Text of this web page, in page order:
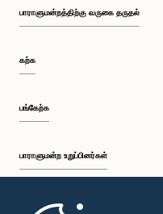
பாராளுமன்றத்திற்கு வருகை தருதல்
கற்க
பங்கேற்க
பாராளுமன்ற உறுப்பினர்கள்
முதற்பக்கம்